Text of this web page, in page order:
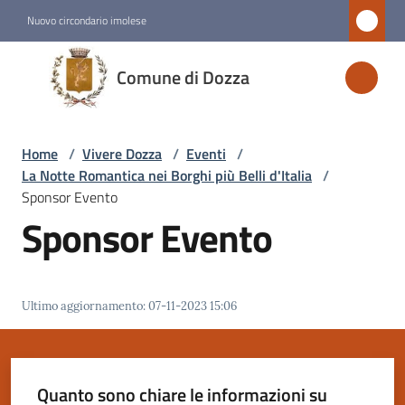
Nuovo circondario imolese
Comune di Dozza
Comune
di
Dozza
Amministrazione
Novità
Dozza
Menu selezionato
Home / Vivere Dozza / Eventi /
La Notte Romantica nei Borghi più Belli d'Italia /
Sponsor Evento
Sponsor Evento
Ultimo aggiornamento:07-11-2023 15:06
Quanto sono chiare le informazioni su